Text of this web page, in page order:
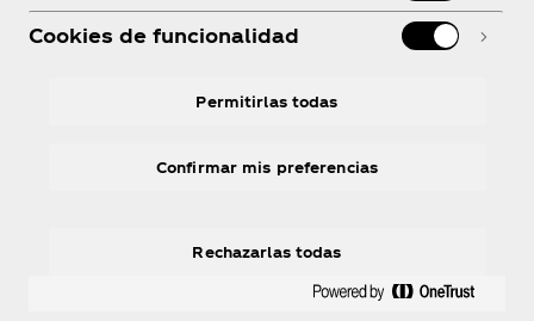
Cookies de funcionalidad
Permitirlas todas
Rechazarlas todas
Confirmar mis preferencias